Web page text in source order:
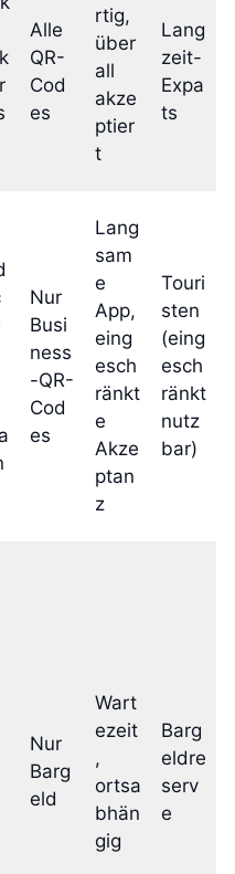
Alle
QR-
Cod
es
rtig,
über
all
akze
ptier
t
Lang
zeit-
Expa
ts
Nur
Busi
ness
-QR-
Cod
es
Lang
sam
e
App,
eing
esch
ränkt
e
Akze
ptan
z
Touri
sten
(eing
esch
ränkt
nutz
bar)
Nur
Barg
eld
Wart
ezeit
,
ortsa
bhän
gig
Barg
eldre
serv
e